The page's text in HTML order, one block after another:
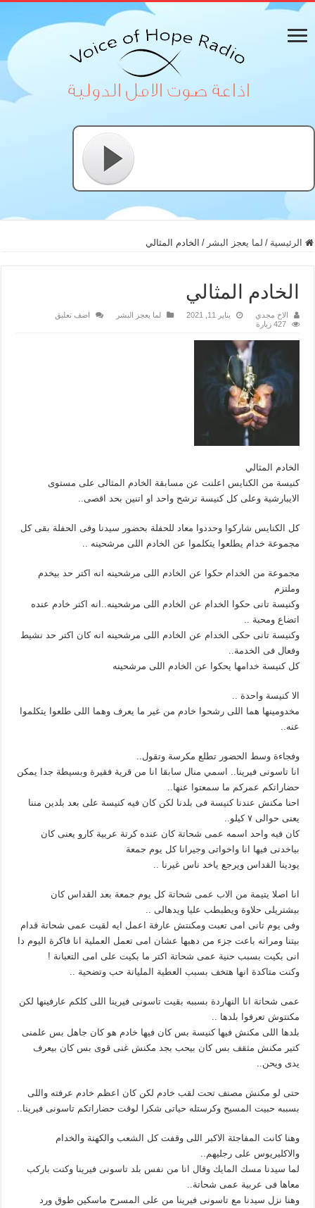
الرئيسية / لما يعجز البشر / الخادم المثالي
الخادم المثالي
الاخ مجدي يناير 11, 2021 لما يعجز البشر
اضف تعليق
427 زيارة
الخادم المثالي
كنيسة من الكنايس اعلنت عن مسابقة الخادم المثالى على مستوى
الايبارشية وعلى كل كنيسة ترشح واحد او اتنين بحد اقصى..
كل الكنايس شاركوا وحددوا معاد للحفلة بحضور سيدنا وفى الحفلة بقى كل
مجموعة خدام يطلعوا يتكلموا عن الخادم اللى مرشحينه ..
مجموعة من الخدام حكوا عن الخادم اللى مرشحينه انه اكتر حد بيخدم
وملتزم
وكنيسة تانى حكوا الخدام عن الخادم اللى مرشحينه..انه اكتر خادم عنده
اتضاع ومحبة ..
وكنيسة تانى حكى الخدام عن الخادم اللى مرشحينه انه كان اكتر حد نشيط
وفعال فى الخدمة..
كل كنيسة خدامها يحكوا عن الخادم اللى مرشحينه
الا كنيسة واحدة ..
مخدومينها هما اللى رشحوا خادم من غير ما يعرف وهما اللى طلعوا يتكلموا
عنه..
وفجاءة وسط الحضور تطلع مكرسة وتقول..
انا تاسونى فيرينا.. اسمي منال سابقا انا من قرية فقيرة وبسيطة جدا يمكن
حضاراتكم عمركم ما سمعتوا عنها..
احنا مكنش عندنا كنيسة فى بلدنا لكن كان فيه كنيسة على بعد بلدين مننا
يعنى حوالى ٧ كيلو..
كان فيه واحد اسمه عمى شحاتة كان عنده كرتة عربية كارو يعنى كان
بياخدنى فيها انا واخواتى وجيرانا كل يوم جمعة
يودينا القداس ويرجع ياخد ناس غيرنا ..
انا اصلا يتيمة من الاب عمى شحاتة كل يوم جمعة بعد القداس كان
بيشتريلى حلاوة ويطبطب عليا ويدهالى ..
وفى يوم تانى امى تعبت ومكنتش عارفة اعمل ايه لقيت عمى شحاتة قدام
بيتنا ومراته باعت جزء من دهبها عشان امى تعمل العملية انا فاكرة اليوم دا
انى بكيت بسبب حنية عمى شحاتة اكتر ما بكيت على امى التعبانة !
وكنت متاكدة انها هتخف بسبب العطية المليانة حب وتضحية ..
عمى شحاتة انا النهاردة بسببه بقيت تاسونى فيرينا اللى كلكم عارفينها لكن
مكنتوش تعرفوا بلدها ..
بلدها اللى مكنش فيها كنيسة بس كان فيها خادم هو كان جاهل بس علمنى
كتير مكنش مثقف بس كان بيحب بجد مكنش غنى قوى بس كان بيعرف
يدى ويحن..
حتى لو مكنش مصنف تحت لقب خادم لكن كان اعظم خادم عرفته واللى
بسببه حبيت المسيح وكرستله حياتى شكرا لوقت حضاراتكم تاسونى فيرينا..
وهنا كانت المفاجئة الاكبر اللى وقفت كل الشعب والكهنة والخدام
والاكليريوس على رجليهم..
لما سيدنا مسك المايك وقال انا من نفس بلد تاسونى فيرينا وكنت باركب
معاها فى عربية عمى شحاتة..
وهنا نزل سيدنا مع تاسونى فيرينا من على المسرح ماسكين طوق ورد